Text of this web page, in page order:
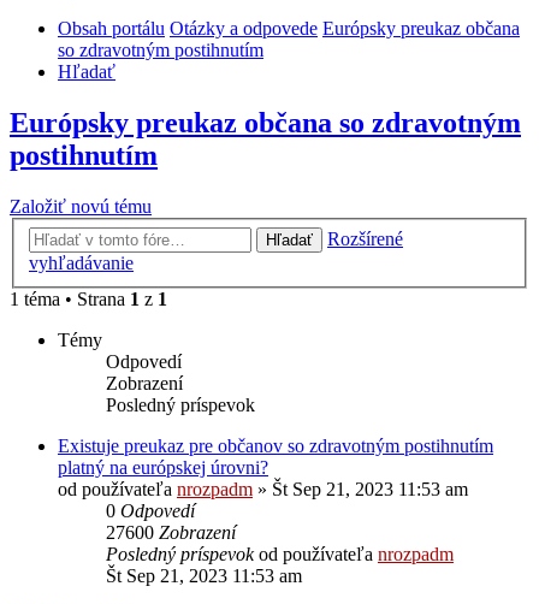
Obsah portálu Otázky a odpovede Európsky preukaz občana
so zdravotným postihnutím
Hľadať
Európsky preukaz občana so zdravotným
postihnutím
Založiť novú tému
Hľadať
Rozšírené
vyhľadávanie
1 téma • Strana 1 z 1
Témy
Odpovedí
Zobrazení
Posledný príspevok
Existuje preukaz pre občanov so zdravotným postihnutím
platný na európskej úrovni?
od používateľa nrozpadm » Št Sep 21, 2023 11:53 am
0 Odpovedí
27600 Zobrazení
Posledný príspevokod používateľa nrozpadm
Št Sep 21, 2023 11:53 am